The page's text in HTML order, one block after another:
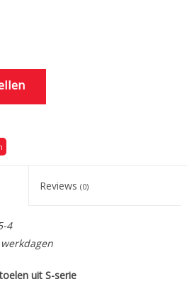
Reviews (0)
4
uit S-serie